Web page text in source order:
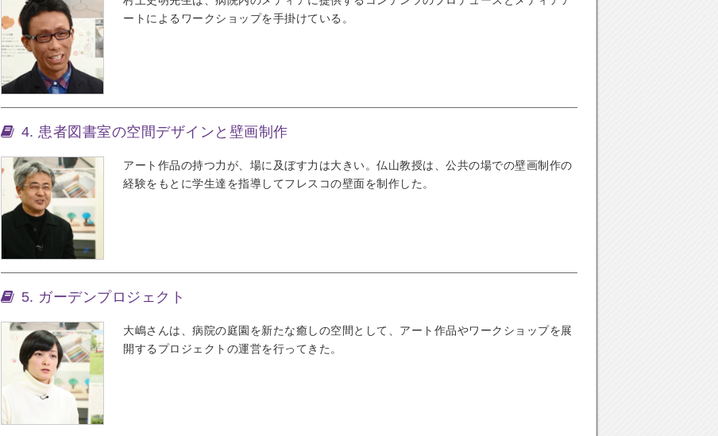
ートによるワークショップを手掛けている。
4. 患者図書室の空間デザインと壁画制作
アート作品の持つ力が、場に及ぼす力は大きい。仏山教授は、公共の場での壁画制作の
経験をもとに学生達を指導してフレスコの壁面を制作した。
5. ガーデンプロジェクト
大嶋さんは、病院の庭園を新たな癒しの空間として、アート作品やワークショップを展
開するプロジェクトの運営を行ってきた。